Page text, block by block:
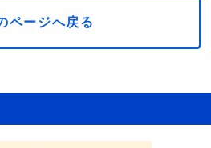
ページへ戻る